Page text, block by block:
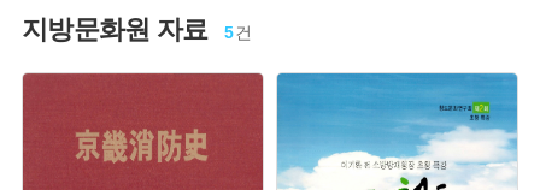
지방문화원 자료 5건
유형 :